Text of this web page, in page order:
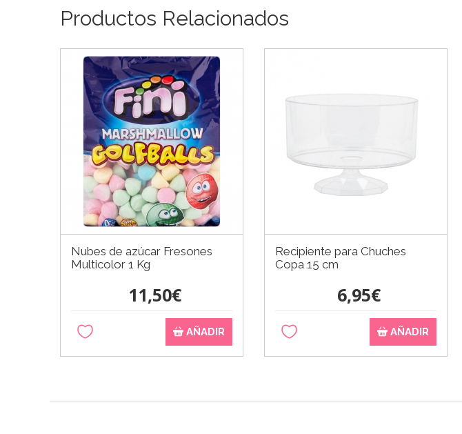
Productos Relacionados
Nubes de azúcar Fresones
Multicolor 1 Kg
11,50€
AÑADIR
Recipiente para Chuches
Copa 15 cm
6,95€
AÑADIR